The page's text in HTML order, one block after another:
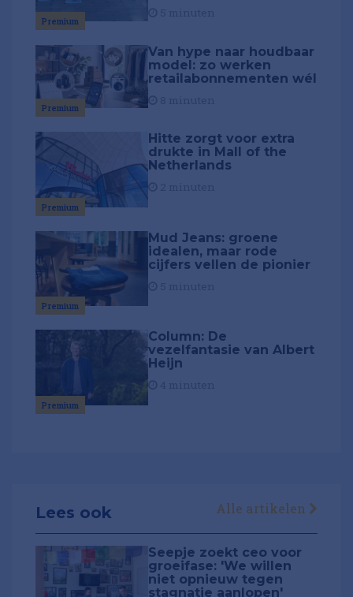
Premium
Premium
Van hype naar houdbaar
model: zo werken
retailabonnementen wél
Premium
Hitte zorgt voor extra
drukte in Mall of the
Netherlands
Premium
Mud Jeans: groene
idealen, maar rode
cijfers vellen de pionier
Premium
Column: De
vezelfantasie van Albert
Heijn
Lees ook Alle artikelen
Seepje zoekt ceo voor
groeifase: 'We willen
niet opnieuw tegen
stagnatie aanlopen'